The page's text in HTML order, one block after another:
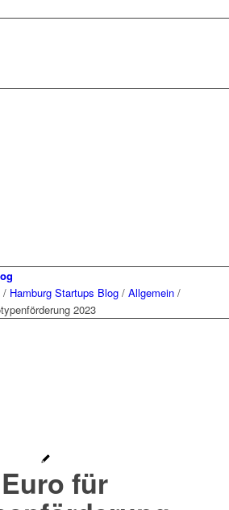
/ Hamburg Startups Blog / Allgemein /
2023
für